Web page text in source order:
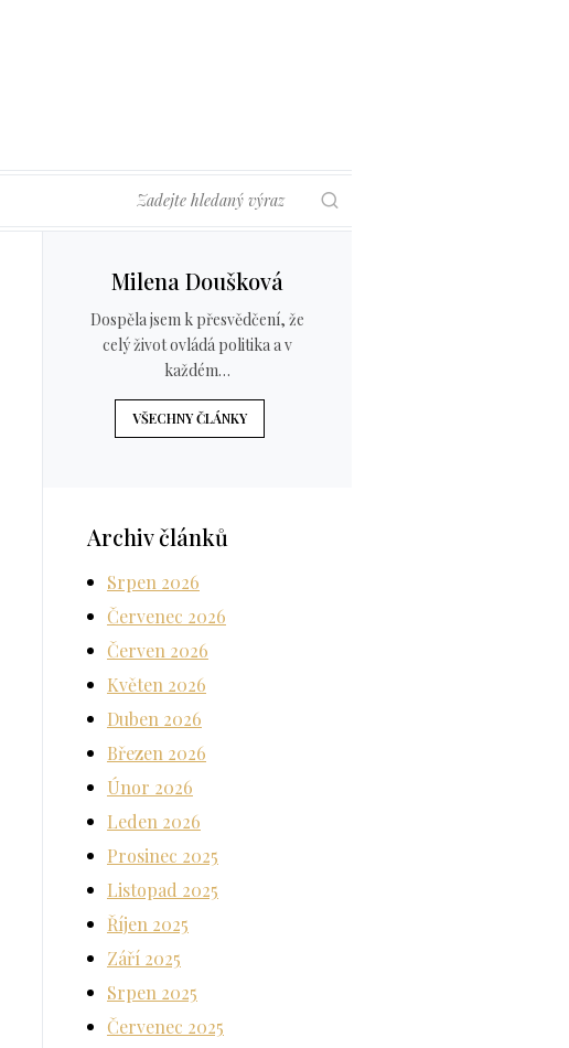
Milena Doušková
Dospěla jsem k přesvědčení, že
celý život ovládá politika a v
každém…
VŠECHNY ČLÁNKY
Archiv článků
Srpen 2026
Červenec 2026
Červen 2026
Květen 2026
Duben 2026
Březen 2026
Únor 2026
Leden 2026
Prosinec 2025
Listopad 2025
Říjen 2025
Září 2025
Srpen 2025
Červenec 2025